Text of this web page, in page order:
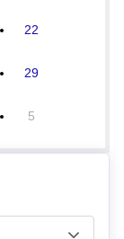
22
29
5